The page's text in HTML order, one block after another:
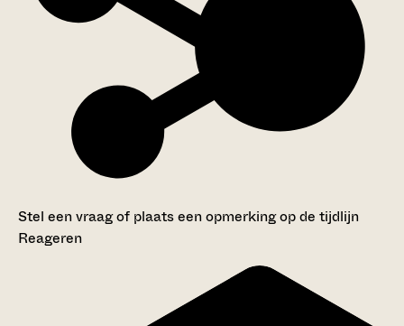
Stel een vraag of plaats een opmerking op de tijdlijn
Reageren